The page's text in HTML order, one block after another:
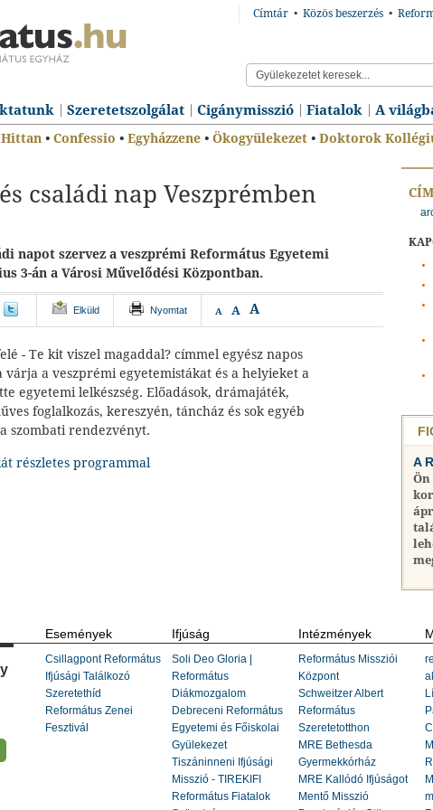
Címtár • Közös beszerzés •
Szeretetszolgálat Cigánymisszió Fiatalok A
Hittan • Confessio • Egyházzene • Ökogyülekezet • Doktorok
családi nap Veszprémben
napot szervez a veszprémi Református Egyetemi
3-án a Városi Művelődési Központban.
Elküld Nyomtat A A A
- Te kit viszel magaddal? címmel egyész napos
a veszprémi egyetemistákat és a helyieket a
egyetemi lelkészség. Előadások, drámajáték,
foglalkozás, kereszyén, táncház és sok egyéb
szombati rendezvényt.
részletes programmal A
Ön
Események
Csillagpont Református
Ifjúsági Találkozó
Szeretethíd
Református Zenei
Fesztivál
Ifjúság
Soli Deo Gloria |
Református
Diákmozgalom
Debreceni Református
Egyetemi és Főiskolai
Gyülekezet
Tiszáninneni Ifjúsági
Misszió - TIREKIFI
Református Fiatalok
Intézmények
Református Missziói
Központ
Schweitzer Albert
Református
Szeretetotthon
MRE Bethesda
Gyermekkórház
MRE Kallódó Ifjúságot
Mentő Misszió